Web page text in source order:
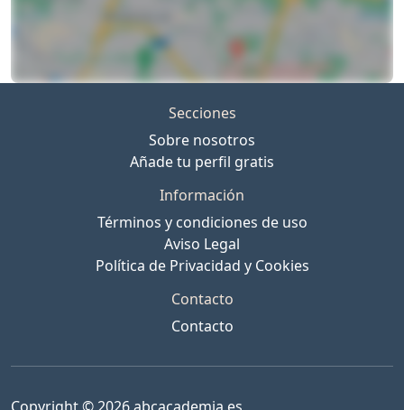
Secciones
Sobre nosotros
Añade tu perfil gratis
Información
Términos y condiciones de uso
Aviso Legal
Política de Privacidad y Cookies
Contacto
Contacto